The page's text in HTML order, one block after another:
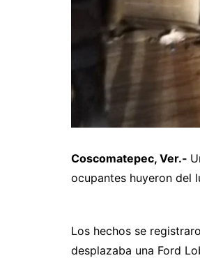
Coscomatepec, Ver.-
ocupantes huyeron del
Los hechos se
desplazaba una Ford